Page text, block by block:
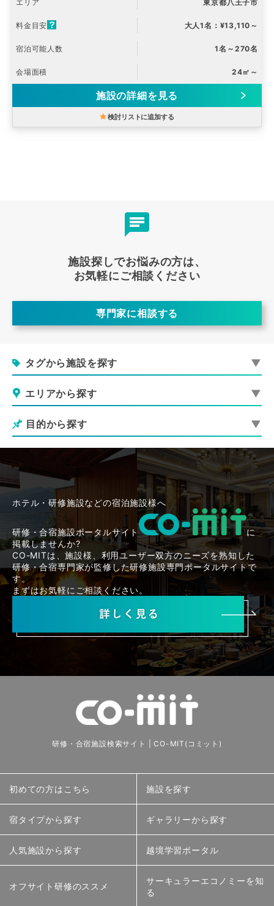
エリア 東京都八王子市
料金目安 大人1名：¥13,110～
宿泊可能人数 1名～270名
会場面積 24㎡～
施設の詳細を見る
検討リストに追加する
施設探しでお悩みの方は、
お気軽にご相談ください
専門家に相談する
タグから施設を探す
エリアから探す
目的から探す
ホテル・研修施設などの宿泊施設様へ
研修・合宿施設ポータルサイト
に
掲載しませんか?
CO-MITは、施設様、利用ユーザー双方のニーズを熟知した
研修・合宿専門家が監修した研修施設専門ポータルサイトで
す。
まずはお気軽にご相談ください。
研修・合宿施設検索サイト | CO-MIT(コミット)
初めての方はこちら 施設を探す
宿タイプから探す ギャラリーから探す
人気施設から探す 越境学習ポータル
オフサイト研修のススメ
サーキュラーエコノミーを知
る